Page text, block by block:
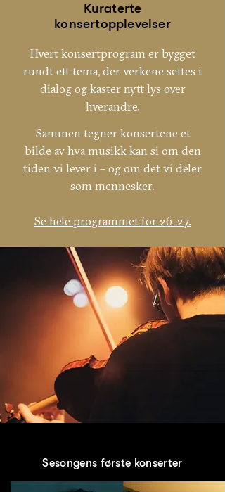
Kuraterte
konsertopplevelser
Hvert konsertprogram er bygget
rundt ett tema, der verkene settes i
dialog og kaster nytt lys over
hverandre.
Sammen tegner konsertene et
bilde av hva musikk kan si om den
tiden vi lever i – og om det vi deler
som mennesker.
Se hele programmet for 26-27.
Sesongens første konserter